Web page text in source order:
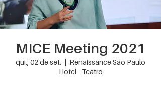
MICE Meeting 2021
qui., 02 de set.
  |
Renaissance São Paulo
Hotel - Teatro